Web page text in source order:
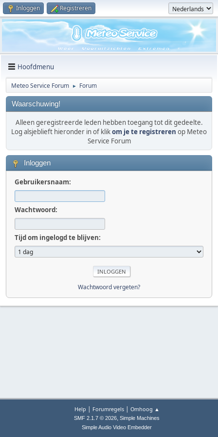
Inloggen Registreren
Hoofdmenu
Meteo Service Forum ► Forum
Waarschuwing!
Alleen geregistreerde leden hebben toegang tot dit gedeelte.
Log alsjeblieft hieronder in of klikom je te registreren op Meteo
Service Forum
Inloggen
Gebruikersnaam:
Wachtwoord:
Tijd om ingelogd te blijven:
Wachtwoord vergeten?
Help | Forumregels| Omhoog ▲
SMF 2.1.7 © 2026, Simple Machines
Simple Audio Video Embedder